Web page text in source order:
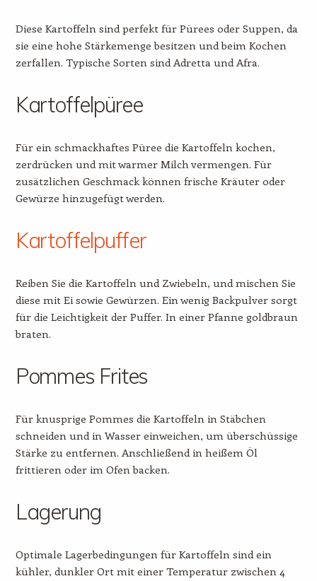
Diese Kartoffeln sind perfekt für Pürees oder Suppen, da
sie eine hohe Stärkemenge besitzen und beim Kochen
zerfallen. Typische Sorten sind Adretta und Afra.
Kartoffelpüree
Für ein schmackhaftes Püree die Kartoffeln kochen,
zerdrücken und mit warmer Milch vermengen. Für
zusätzlichen Geschmack können frische Kräuter oder
Gewürze hinzugefügt werden.
Kartoffelpuffer
Reiben Sie die Kartoffeln und Zwiebeln, und mischen Sie
diese mit Ei sowie Gewürzen. Ein wenig Backpulver sorgt
für die Leichtigkeit der Puffer. In einer Pfanne goldbraun
braten.
Pommes Frites
Für knusprige Pommes die Kartoffeln in Stäbchen
schneiden und in Wasser einweichen, um überschüssige
Stärke zu entfernen. Anschließend in heißem Öl
frittieren oder im Ofen backen.
Lagerung
Optimale Lagerbedingungen für Kartoffeln sind ein
kühler, dunkler Ort mit einer Temperatur zwischen 4